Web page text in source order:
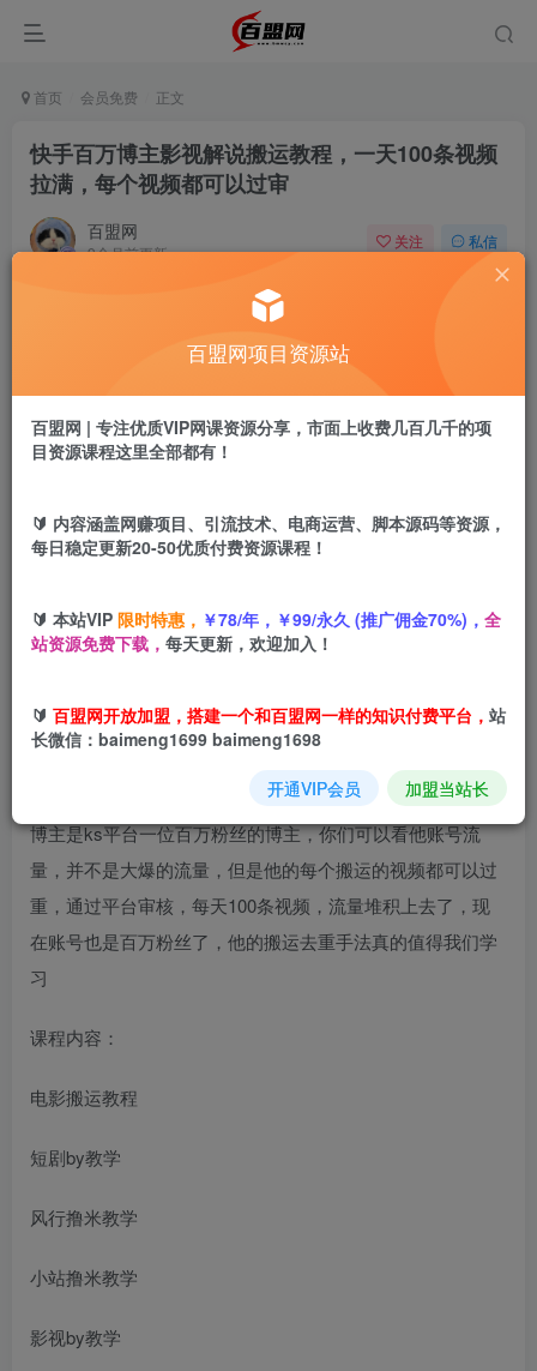
首页 会员免费 正文
快手百万博主影视解说搬运教程，一天100条视频
拉满，每个视频都可以过审
百盟网
9个月前更新
关注 私信
盟币9.9
立即购买
快手百万博主影视解说搬运教程，一天100条视频拉满，每
博主是ks平台一位百万粉丝的博主，你们可以看他账号流
量，并不是大爆的流量，但是他的每个搬运的视频都可以过
重，通过平台审核，每天100条视频，流量堆积上去了，现
在账号也是百万粉丝了，他的搬运去重手法真的值得我们学
习
课程内容：
电影搬运教程
短剧by教学
风行撸米教学
小站撸米教学
影视by教学
百盟网项目资源站
百盟网 | 专注优质VIP网课资源分享，市面上收费几百几千的项
目资源课程这里全部都有！
🔰 内容涵盖网赚项目、引流技术、电商运营、脚本源码等资源，
每日稳定更新20-50优质付费资源课程！
🔰 本站VIP 限时特惠， ￥78/年，￥99/永久 (推广佣金70%)， 全
站资源免费下载， 每天更新，欢迎加入！
🔰 百盟网开放加盟，搭建一个和百盟网一样的知识付费平台， 站
长微信：baimeng1699 baimeng1698
开通VIP会员 加盟当站长